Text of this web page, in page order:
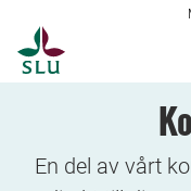
En del av vårt